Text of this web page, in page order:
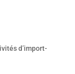
d’import-